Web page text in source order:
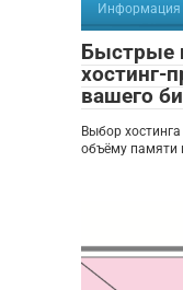
Информация
Быстрые
хостинг-
вашего
Выбор
объёму памяти